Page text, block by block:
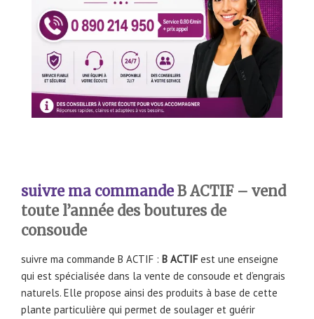
suivre ma commandeB ACTIF – vend
toute l’année des boutures de
consoude
suivre ma commande B ACTIF : B ACTIFest une enseigne
qui est spécialisée dans la vente de consoude et d’engrais
naturels. Elle propose ainsi des produits à base de cette
plante particulière qui permet de soulager et guérir